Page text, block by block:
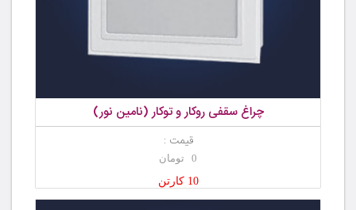
چراغ سقفی روکار و توکار (نامین نور)
قیمت :
0 تومان
10 کارتن